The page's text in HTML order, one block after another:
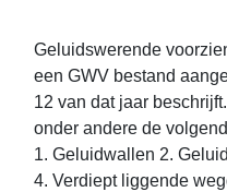
Geluidswerende
een GWV bestand
12 van dat jaar
onder andere de
1. Geluidwallen 2.
4. Verdiept liggende